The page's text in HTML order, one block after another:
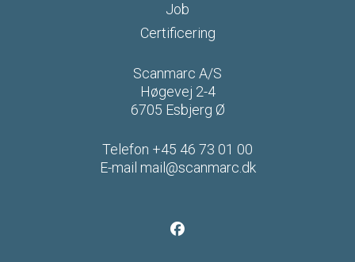
Job
Certificering
Scanmarc A/S
Høgevej 2-4
6705 Esbjerg Ø
Telefon +45 46 73 01 00
E-mail mail@scanmarc.dk